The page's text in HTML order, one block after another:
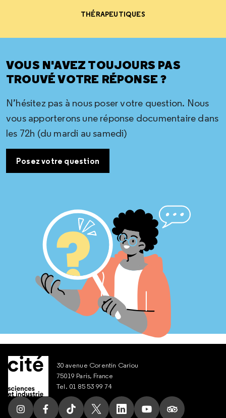
THÉRAPEUTIQUES
VOUS N'AVEZ TOUJOURS PAS
TROUVÉ VOTRE RÉPONSE ?
N’hésitez pas à nous poser votre question. Nous
vous apporterons une réponse documentaire dans
les 72h (du mardi au samedi)
Posez votre question
30 avenue Corentin Cariou
75019 Paris, France
Tel. 01 85 53 99 74